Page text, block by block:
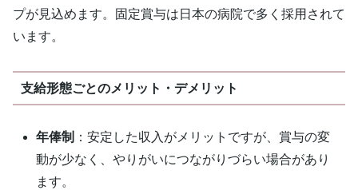
プが見込めます。固定賞与は日本の病院で多く採用されて
います。
支給形態ごとのメリット・デメリット
年俸制 ：安定した収入がメリットですが、賞与の変
動が少なく、やりがいにつながりづらい場合があり
ます。